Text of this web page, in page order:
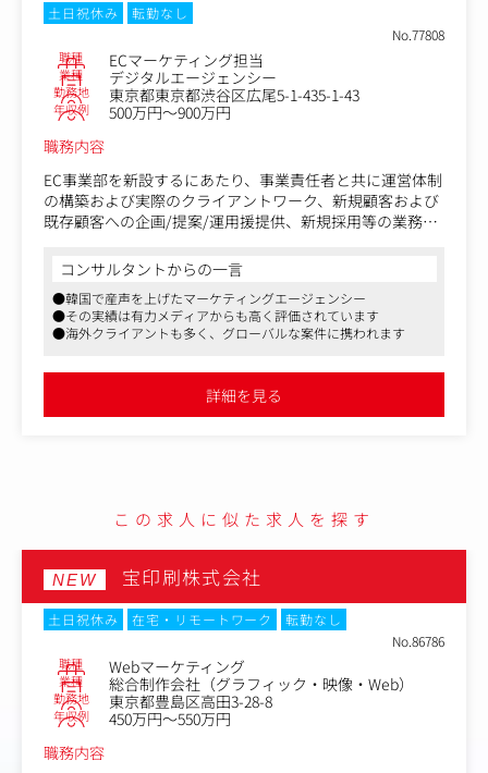
土日祝休み
転勤なし
No.77808
職種 ECマーケティング担当
業種 デジタルエージェンシー
勤務地 東京都東京都渋谷区広尾5-1-435-1-43
年収例
500万円～900万円
職務内容
EC事業部を新設するにあたり、事業責任者と共に運営体制
の構築および実際のクライアントワーク、新規顧客および
既存顧客への企画/提案/運用援提供、新規採用等の業務を
具体的には
・各プロジェクトの推進、チームもしくはグループのマネ
ジメント・Shopify等の自社EC/Amazon/楽天市場/Yahoo!
ショッピング/Qoo10などのECサイトを中心に、プロジェ
を行い、事業部全体の業績向上に貢献
・近い将来、チームリーダーとして組織の成長を牽引した
コンサルタントからの一言
●韓国で産声を上げたマーケティングエージェンシー
●その実績は有力メディアからも高く評価されています
●海外クライアントも多く、グローバルな案件に携われます
詳細を見る
この求人に似た求人を探す
NEW 宝印刷株式会社
土日祝休み 在宅・リモートワーク
転勤なし
No.86786
職種 Webマーケティング
業種 総合制作会社（グラフィック・映像・Web）
勤務地 東京都豊島区高田3-28-8
年収例
450万円～550万円
職務内容